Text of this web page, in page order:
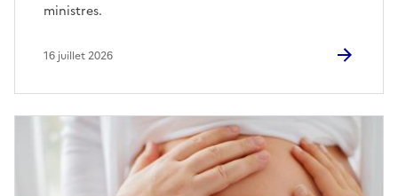
ministres.
16 juillet 2026